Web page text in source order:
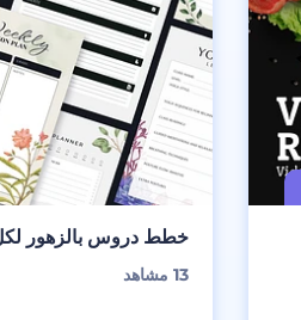
خطط دروس بالزهور
13 مشاهد